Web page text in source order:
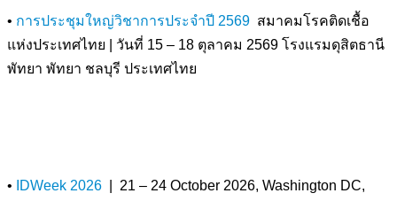
• การประชุมใหญ่วิชาการประจำปี 2569 สมาคมโรคติดเชื้อ
แห่งประเทศไทย | วันที่ 15 – 18 ตุลาคม 2569 โรงแรมดุสิตธานี
พัทยา พัทยา ชลบุรี ประเทศไทย
• IDWeek 2026 | 21 – 24 October 2026, Washington DC,